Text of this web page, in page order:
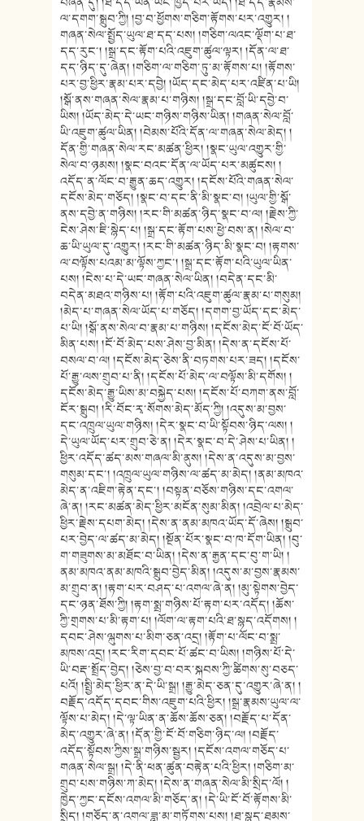
ལ་དགག་སྒྲུབ་ཀྱི། །བྱ་བ་ཕྱོགས་གཅིག་རྟོགས་པར་འགྱུར། །
གཞན་སེལ་སྤྱོད་ཡུལ་ཐ་དད་པས། །གཅིག་ལའང་ལྡོག་པ་ཐ་
དད་རུང་། །སྒྲ་དང་རྟོག་པའི་འཇུག་ཚུལ་ལྟར། །དོན་ལ་ཐ་
དད་ཉིད་དུ་ཞེན། །གཅིག་ལ་གཅིག་ཏུ་མ་རྟོགས་པ། །རྟོགས་
པར་བྱ་ཕྱིར་རྣམ་པར་དབྱེ། །ཡོད་དང་མེད་པར་འཛིན་པ་ཡི།
།སྒོ་ནས་གཞན་སེལ་རྣམ་པ་གཉིས། །སྒྲ་དང་བློ་ཡི་དབྱེ་བ་
ཡིས། །ཡོད་མེད་དེ་ཡང་གཉིས་གཉིས་ཡིན། །གཞན་སེལ་བློ་
ཡི་འཇུག་ཚུལ་ཡིན། །བེམས་པོའི་དོན་ལ་གཞན་སེལ་མེད། །
དོན་གྱི་གཞན་སེལ་རང་མཚན་ཕྱིར། །སྣང་ཡུལ་འགྱུར་གྱི་
སེལ་བ་ཉམས། །སྣང་བའང་དོན་ལ་ཡོད་པར་མཚུངས། །
འདོད་ན་ལོང་བ་རྒྱུན་ཆད་འགྱུར། །དངོས་པོའི་གཞན་སེལ་
དངོས་མེད་གཅོད། །སྣང་བ་དང་ནི་མི་སྣང་བ། །ཡུལ་གྱི་སྒོ་
ནས་དབྱེ་ན་གཉིས། །རང་གི་མཚན་ཉིད་སྣང་བ་ལ། །རྗེས་ཀྱི་
ངེས་ཤེས་ཇི་སྙེད་པ། །སྒྲ་དང་རྟོག་པས་ཕྱེ་བས་ན། །སེལ་བ་
ཆ་ཡི་ཡུལ་དུ་འགྱུར། །རང་གི་མཚན་ཉིད་མི་སྣང་བ། །རྟགས་
ལ་བལྟོས་པའམ་མ་ལྟོས་ཀྱང་། །སྒྲ་དང་རྟོག་པའི་ཡུལ་ཡིན་
པས། །ངེས་པ་དེ་ཡང་གཞན་སེལ་ཡིན། །བདེན་དང་མི་
བདེན་མཐའ་གཉིས་པ། །རྟོག་པའི་འཇུག་ཚུལ་རྣམ་པ་གསུམ།
།མེད་པ་གཞན་སེལ་ཡོད་པ་གཅོད། །དགག་བྱ་ཡོད་དང་མེད་
པ་ཡི། །སྒོ་ནས་སེལ་བ་རྣམ་པ་གཉིས། །དངོས་མེད་ངོ་བོ་ཡོད་
མིན་པས། །ངོ་བོ་མེད་པས་ཤེས་བྱ་མིན། །དེས་ན་དངོས་པོ་
བསལ་བ་ལ། །དངོས་མེད་ཅེས་ནི་བཏགས་པར་ཟད། །དངོས་
པོ་རྒྱུ་ལས་གྲུབ་པ་ནི། །དངོས་པོ་མེད་ལ་བལྟོས་མི་དགོས། །
དངོས་མེད་རྒྱུ་ཡིས་མ་བསྐྱེད་པས། །དངོས་པོ་བཀག་ནས་བློ་
ངོར་སྒྲུབ། །རི་བོང་རྭ་སོགས་མེད་མོད་ཀྱི། །འདུས་མ་བྱས་
དང་འཁྲུལ་ཡུལ་གཉིས། །དེར་སྣང་བ་ཡི་སྟོབས་ཉིད་ལས། །
དེ་ཡུལ་ཡོད་པར་གྲུབ་ཅེ་ན། །དེར་སྣང་བ་དེ་ཤེས་པ་ཡིན། །
ཕྱིར་འདོད་ཚད་མས་གཞལ་མི་ནུས། །དེས་ན་འདུས་མ་བྱས་
གསུམ་དང་། །འཁྲུལ་ཡུལ་གཉིས་ལ་ཚད་མ་མེད། །ནམ་མཁའ་
མེད་ན་འཇིག་རྟེན་དང་། །བསྟན་བཅོས་གཉིས་དང་འགལ་
ཞེ་ན། །རང་མཚན་མེད་ཕྱིར་མངོན་སུམ་མིན། །འབྲེལ་པ་མེད་
ཕྱིར་རྗེས་དཔག་མེད། །དེས་ན་ནམ་མཁའ་ཡོད་དོ་ཞེས། །སྒྲུབ་
པར་བྱེད་ལ་ཚད་མ་མེད། །སྔོན་པོར་སྣང་བ་ཁ་དོག་ཡིན། །བུ་
ག་གཟུགས་མ་མཐོང་བ་ཡིན། །དེས་ན་རྒྱན་དང་བུ་ག་ཡི། །
ནམ་མཁའ་ནམ་མཁའི་སྒྲུབ་བྱེད་མིན། །འདུས་མ་བྱས་རྣམས་
མ་གྲུབ་ན། །རྟག་པར་བཤད་པ་འགལ་ཞེ་ན། །མུ་སྟེགས་བྱེད་
དང་ཉན་ཐོས་ཀྱི། །རྟག་སྨྲ་གཉིས་པོ་རྟག་པར་འདོད། །ཆོས་
ཀྱི་གྲགས་པ་མི་རྟག་པ། །ལོག་ལ་རྟག་པའི་ཐ་སྙད་འདོགས། །
དབང་ཤེས་ལྐུགས་པ་མིག་ཅན་འདྲ། །རྟོག་པ་ལོང་བ་སྨྲ་
མཁས་འདྲ། །རང་རིག་དབང་པོ་ཚང་བ་ཡིས། །གཉིས་པོ་དེ་
ཡི་བརྡ་སྤྲོད་བྱེད། །ཅེས་བྱ་བ་བར་སྐབས་ཀྱི་ཚིགས་སུ་བཅད་
པའོ། །སྤྱི་མེད་ཕྱིར་ན་དེ་ཡི་སྒྲ། །རྒྱུ་མེད་ཅན་དུ་འགྱུར་ཞེ་ན། །
བརྗོད་འདོད་དབང་གིས་འཇུག་པའི་ཕྱིར། །སྒྲ་རྣམས་ཡུལ་ལ་
ལྟོས་པ་མེད། །དེ་ལྟ་ཡིན་ན་ཆོས་ཆོས་ཅན། །བརྗོད་པ་དོན་
མེད་འགྱུར་ཞེ་ན། །དོན་གྱི་ངོ་བོ་གཅིག་ཉིད་ལ། །བརྗོད་
འདོད་སྟོབས་ཀྱིས་སྒྲ་གཉིས་སྦྱར། །དངོས་འགལ་གཅོད་པ་
གཞན་སེལ་སྒྲ། །དེ་ནི་ཕན་ཚུན་བརྟེན་པའི་ཕྱིར། །གཅིག་མ་
གྲུབ་པས་གཉིས་ཀ་མེད། །དེས་ན་གཞན་སེལ་མི་སྲིད་ལོ། །
ཁྱེད་ཀྱང་དངོས་འགལ་མི་གཅོད་ན། །དེ་ཡི་ངོ་བོ་རྟོགས་མི་
སྲིད། །གཅོད་ན་འགལ་ཟླ་མ་གཏོགས་པས། །ཐ་སྙད་ཐམས་